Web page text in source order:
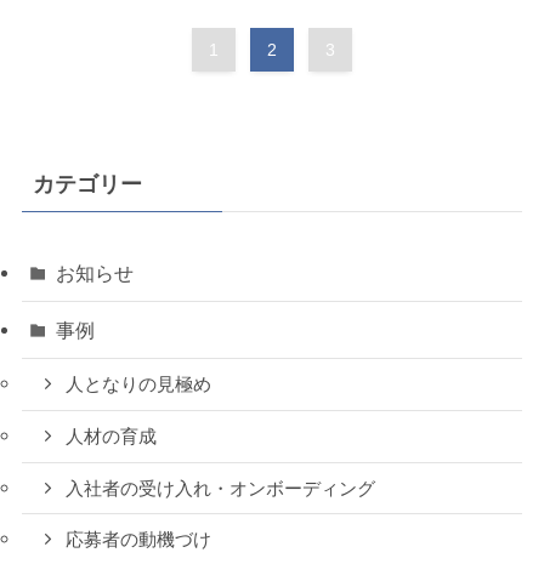
1 2 3
カテゴリー
お知らせ
事例
人となりの見極め
人材の育成
入社者の受け入れ・オンボーディング
応募者の動機づけ